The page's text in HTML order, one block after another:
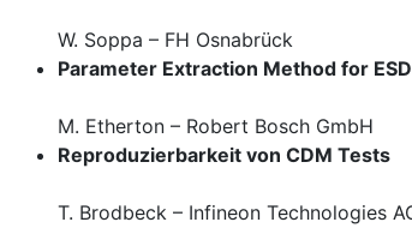
W. Soppa – FH Osnabrück
Parameter Extraction Method for
M. Etherton – Robert Bosch GmbH
Reproduzierbarkeit von CDM Tests
T. Brodbeck – Infineon Technologies